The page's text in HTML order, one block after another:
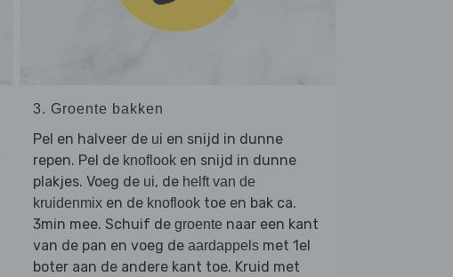
3. Groente bakken
Pel en halveer de ui en snijd in dunne
repen. Pel de knoflook en snijd in dunne
plakjes. Voeg de ui, de helft van de
kruidenmix en de knoflook toe en bak ca.
3min mee. Schuif de groente naar een kant
van de pan en voeg de aardappels met 1el
boter aan de andere kant toe. Kruid met